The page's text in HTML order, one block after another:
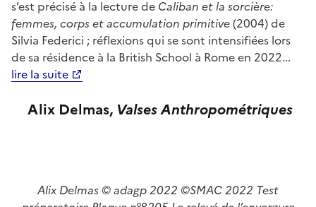
s’est précisé à la lecture de Caliban et la sorcière:
femmes, corps et accumulation primitive(2004) de
Silvia Federici ; réflexions qui se sont intensifiées lors
de sa résidence à la British School à Rome en 2022...
lire la suite
Alix Delmas, ValsesAnthropométriques
Alix Delmas © adagp 2022 ©SMAC 2022 Test